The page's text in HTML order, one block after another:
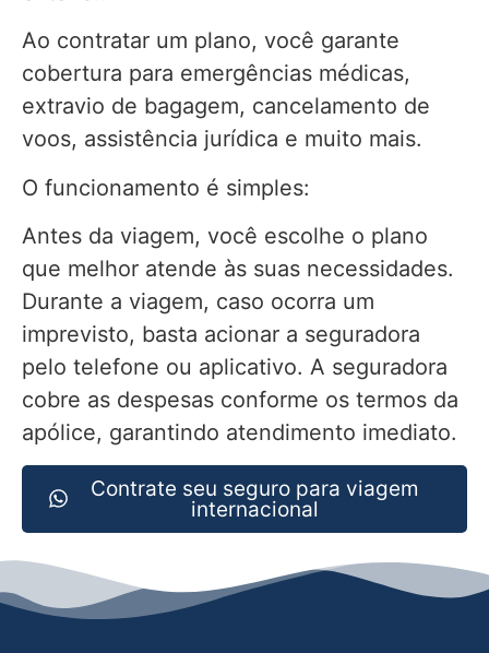
Ao contratar um plano, você garante
cobertura para emergências médicas,
extravio de bagagem, cancelamento de
voos, assistência jurídica e muito mais.
O funcionamento é simples:
Antes da viagem, você escolhe o plano
que melhor atende às suas necessidades.
Durante a viagem, caso ocorra um
imprevisto, basta acionar a seguradora
pelo telefone ou aplicativo. A seguradora
cobre as despesas conforme os termos da
apólice, garantindo atendimento imediato.
Contrate seu seguro para viagem
internacional